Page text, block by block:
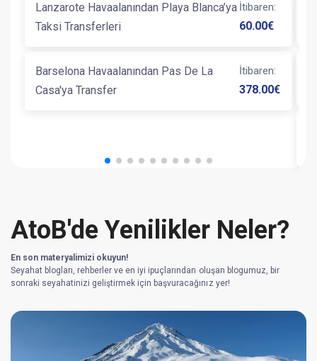
Lanzarote Havaalanından Playa Blanca’ya
Taksi Transferleri
İtibaren:
60.00€
Barselona Havaalanından Pas De La
Casa'ya Transfer
İtibaren:
378.00€
AtoB'de Yenilikler Neler?
En son materyalimizi okuyun!
Seyahat blogları, rehberler ve en iyi ipuçlarından oluşan blogumuz, bir
sonraki seyahatinizi geliştirmek için başvuracağınız yer!